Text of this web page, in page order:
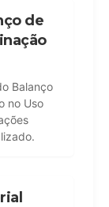
de
Balanço
no Uso